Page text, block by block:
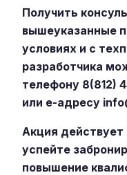
Получить
вышеуказанные
условиях и с
разработчика
телефону 8(812)
или е-адресу
Акция действует
успейте
повышение